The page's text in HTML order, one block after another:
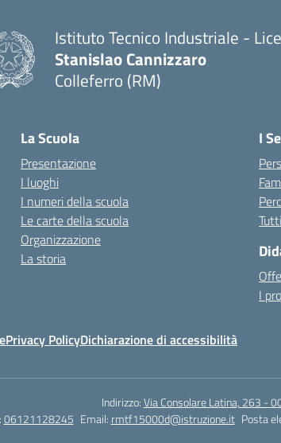
Istituto Tecnico Industriale -
Stanislao Cannizzaro
Colleferro (RM)
La Scuola
Presentazione
I luoghi
I numeri della scuola
Le carte della scuola
Organizzazione
La storia
I
I
Privacy PolicyDichiarazione di accessibilità
Indirizzo:Via Consolare Latina, 263 -
06121128245 Email: rmtf15000d@istruzione.it Posta